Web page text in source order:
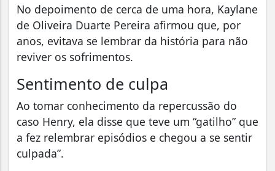
No depoimento de cerca de uma hora, Kaylane
de Oliveira Duarte Pereira afirmou que, por
anos, evitava se lembrar da história para não
reviver os sofrimentos.
Sentimento de culpa
Ao tomar conhecimento da repercussão do
caso Henry, ela disse que teve um “gatilho” que
a fez relembrar episódios e chegou a se sentir
culpada”.